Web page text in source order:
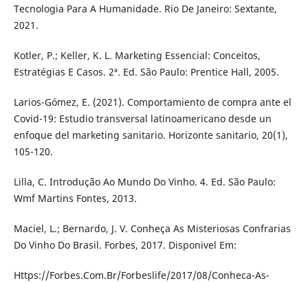
Tecnologia Para A Humanidade. Rio De Janeiro: Sextante,
2021.
Kotler, P.; Keller, K. L. Marketing Essencial: Conceitos,
Estratégias E Casos. 2ª. Ed. São Paulo: Prentice Hall, 2005.
Larios-Gómez, E. (2021). Comportamiento de compra ante el
Covid-19: Estudio transversal latinoamericano desde un
enfoque del marketing sanitario. Horizonte sanitario, 20(1),
105-120.
Lilla, C. Introdução Ao Mundo Do Vinho. 4. Ed. São Paulo:
Wmf Martins Fontes, 2013.
Maciel, L.; Bernardo, J. V. Conheça As Misteriosas Confrarias
Do Vinho Do Brasil. Forbes, 2017. Disponivel Em:
Https://Forbes.Com.Br/Forbeslife/2017/08/Conheca-As-